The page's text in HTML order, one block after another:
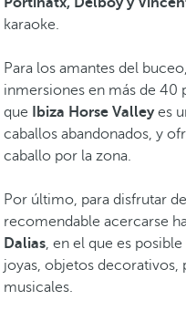
karaoke.
Para los amantes del buceo,
inmersiones en más de 40
que
Ibiza Horse Valleyes
caballos abandonados, y
caballo por la zona.
Por último, para disfrutar
recomendable acercarse
Dalias, en el que es
joyas, objetos decorativos,
musicales.